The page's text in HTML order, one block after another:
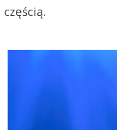
częścią.